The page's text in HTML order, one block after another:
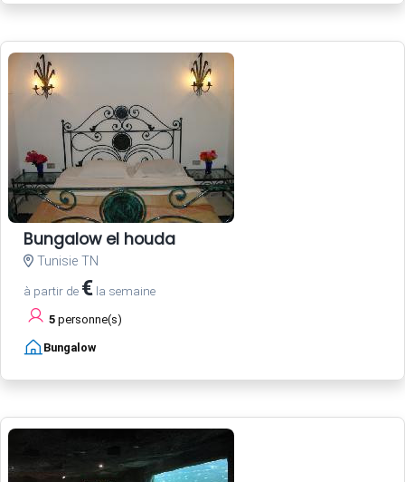
Bungalow el houda
Tunisie TN
à partir de € la semaine
5 personne(s)
Bungalow